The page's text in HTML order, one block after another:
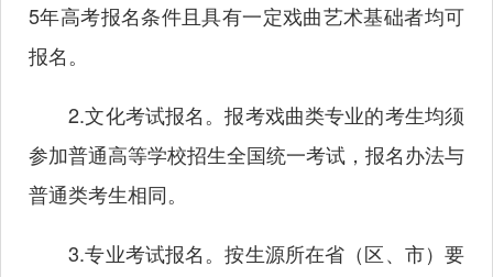
5年高考报名条件且具有一定戏曲艺术基础者均可
报名。
2.文化考试报名。报考戏曲类专业的考生均须
参加普通高等学校招生全国统一考试，报名办法与
普通类考生相同。
3.专业考试报名。按生源所在省（区、市）要